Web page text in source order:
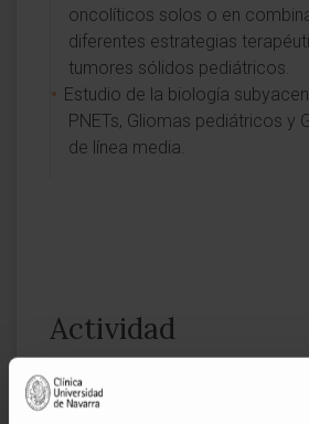
oncolíticos solos o en
diferentes estrategias
tumores sólidos pediátricos.
Estudio de la biología
PNETs, Gliomas pediátricos y
de línea media.
Actividad
En docencia
Ha dirigido 6 tesis